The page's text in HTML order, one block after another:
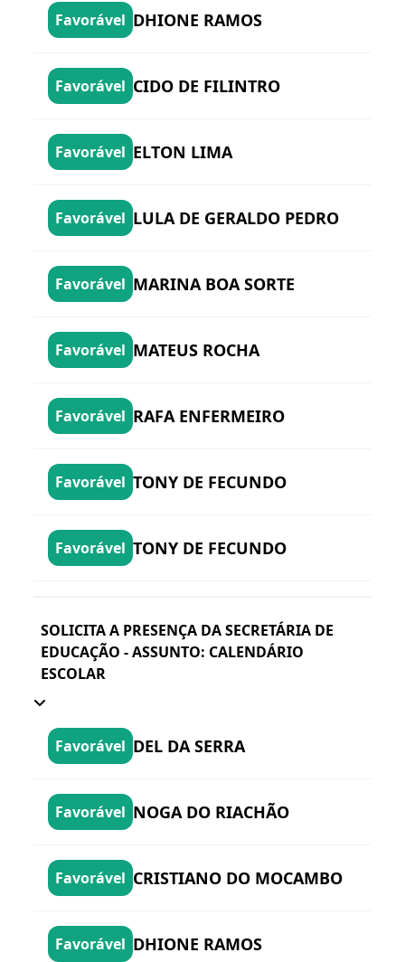
Favorável DHIONE RAMOS
Favorável CIDO DE FILINTRO
Favorável ELTON LIMA
Favorável LULA DE GERALDO PEDRO
Favorável MARINA BOA SORTE
Favorável MATEUS ROCHA
Favorável RAFA ENFERMEIRO
Favorável TONY DE FECUNDO
Favorável TONY DE FECUNDO
SOLICITA A PRESENÇA DA SECRETÁRIA DE
EDUCAÇÃO - ASSUNTO: CALENDÁRIO
ESCOLAR
Favorável DEL DA SERRA
Favorável NOGA DO RIACHÃO
Favorável CRISTIANO DO MOCAMBO
Favorável DHIONE RAMOS